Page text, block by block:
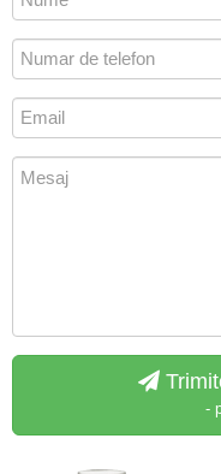
-